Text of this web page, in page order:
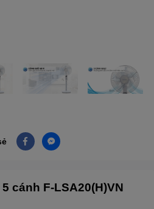
cánh F-LSA20(H)VN